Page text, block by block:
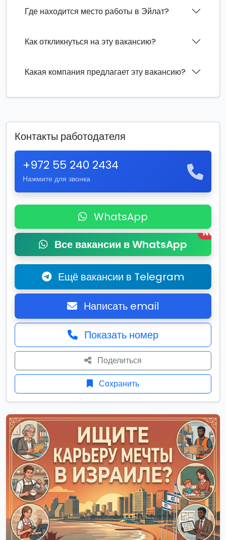
Где находится место работы в Эйлат?
Как откликнуться на эту вакансию?
Какая компания предлагает эту вакансию?
Контакты работодателя
+972 55 240 2434
Нажмите для звонка
WhatsApp
Все вакансии в WhatsApp
New
Ещё вакансии в Telegram
Написать email
Показать номер
Поделиться
Сохранить